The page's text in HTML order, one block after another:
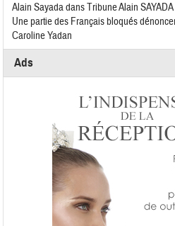
Alain SayadadansTribune Alain
Une partie des Français bloqués
Caroline Yadan
Ads